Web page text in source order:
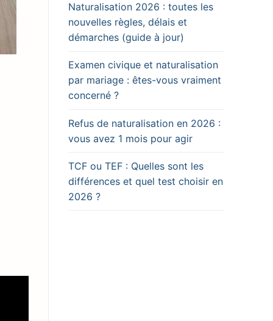
Naturalisation 2026 : toutes les
nouvelles règles, délais et
démarches (guide à jour)
Examen civique et naturalisation
par mariage : êtes-vous vraiment
concerné ?
Refus de naturalisation en 2026 :
vous avez 1 mois pour agir
TCF ou TEF : Quelles sont les
différences et quel test choisir en
2026 ?